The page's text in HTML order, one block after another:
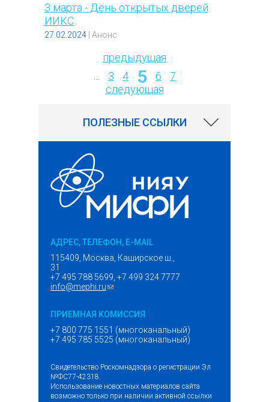
3 марта - День открытых дверей
ИИКС
27.02.2024 Анонс
Страницы
предыдущая
3 4 5 6
7
следующая
ПОЛЕЗНЫЕ ССЫЛКИ
АДРЕС, ТЕЛЕФОН, E-MAIL
115409, Москва, Каширское ш.,
31
+7 495 788 5699, +7 499 324 7777
info@mephi.ru(ссылка для отправки email)
ПРИЕМНАЯ КОМИССИЯ
+7 800 775 1551 (многоканальный)
+7 495 785 5525 (многоканальный)
Свидетельство Роскомнадзора о регистрации Эл
№ФС77-42318.
Использование новостных материалов сайта
возможно только при наличии активной ссылки